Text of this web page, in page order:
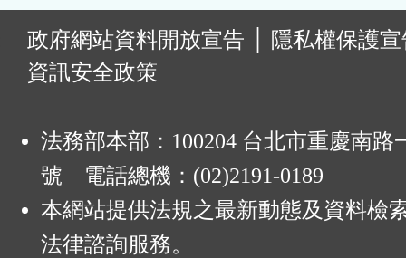
政府網站資料開放宣告
隱私權保護
資訊安全政策
法務部本部：100204 台北市重慶南路
號 電話總機：(02)2191-0189
本網站提供法規之最新動態及資料檢
法律諮詢服務。